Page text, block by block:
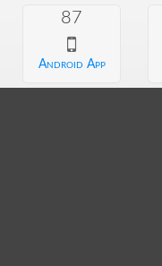
87
Android App